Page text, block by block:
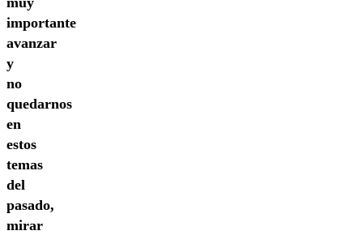
importante
avanzar
y
no
quedarnos
en
estos
temas
del
pasado,
mirar